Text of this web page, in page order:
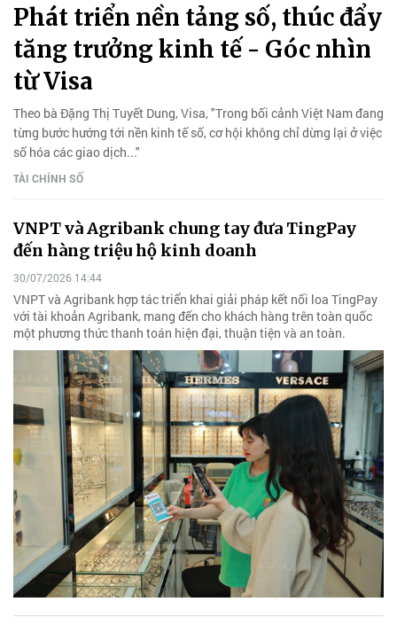
Phát triển nền tảng số, thúc đẩy
tăng trưởng kinh tế - Góc nhìn
từ Visa
Theo bà Đặng Thị Tuyết Dung, Visa, "Trong bối cảnh Việt Nam đang
từng bước hướng tới nền kinh tế số, cơ hội không chỉ dừng lại ở việc
số hóa các giao dịch..."
TÀI CHÍNH SỐ
VNPT và Agribank chung tay đưa TingPay
đến hàng triệu hộ kinh doanh
30/07/2026 14:44
VNPT và Agribank hợp tác triển khai giải pháp kết nối loa TingPay
với tài khoản Agribank, mang đến cho khách hàng trên toàn quốc
một phương thức thanh toán hiện đại, thuận tiện và an toàn.